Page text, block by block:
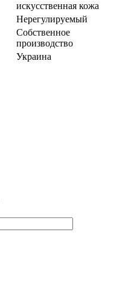
искусственная кожа
Нерегулируемый
Собственное
производство
Украина